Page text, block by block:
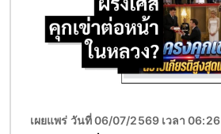
เผยแพร่ วันที่ 06/07/2569 เวลา 06:26